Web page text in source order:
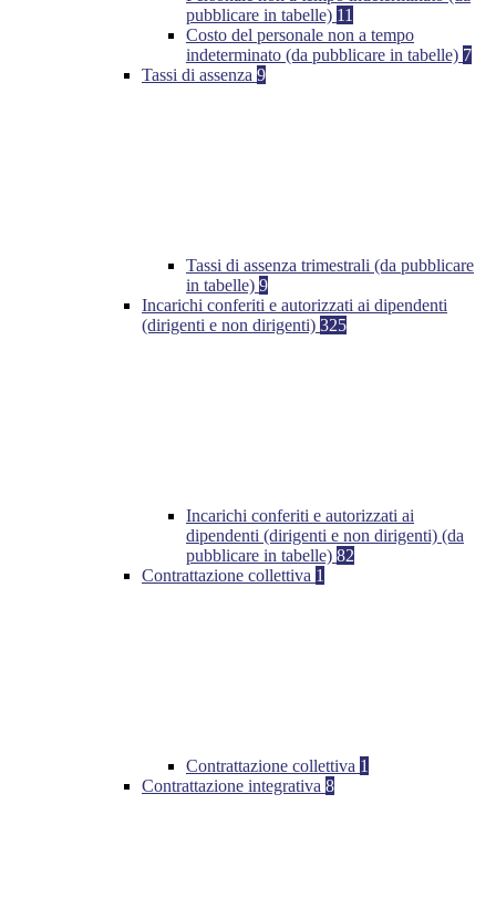
pubblicare in tabelle) 11
Costo del personale non a tempo
indeterminato (da pubblicare in tabelle) 7
Tassi di assenza 9
Tassi di assenza trimestrali (da pubblicare
in tabelle) 9
Incarichi conferiti e autorizzati ai dipendenti
(dirigenti e non dirigenti) 325
Incarichi conferiti e autorizzati ai
dipendenti (dirigenti e non dirigenti) (da
pubblicare in tabelle) 82
Contrattazione collettiva 1
Contrattazione collettiva 1
Contrattazione integrativa 8